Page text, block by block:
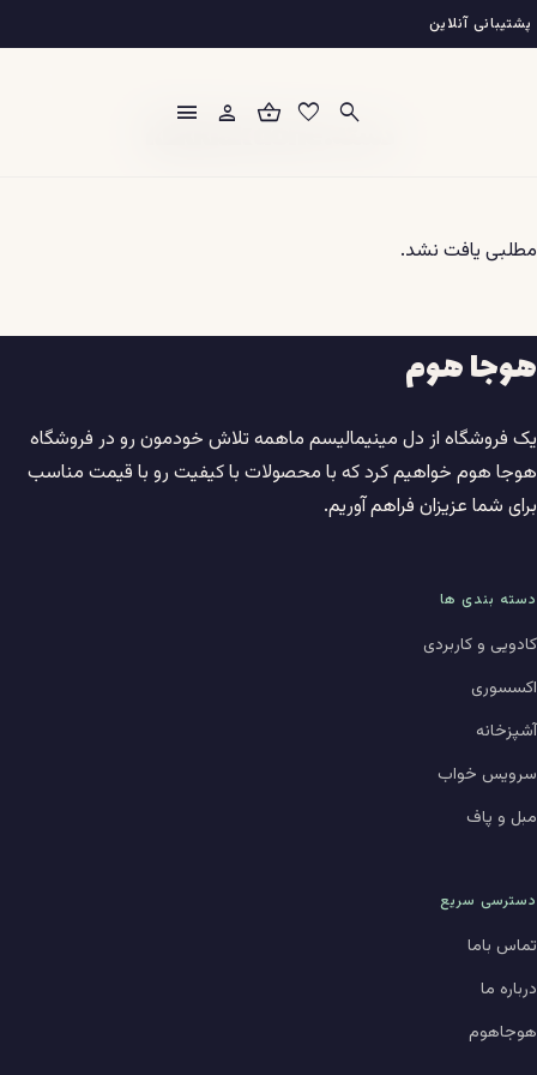
رفتن
به
آنلاین
search
favorite
shopping_basket
person
menu
دسته: klikklak done
مطلبی یافت نشد.
هوجا هوم
یک فروشگاه از دل مینیمالیسم ماهمه تلاش خودمون رو در فروشگاه
هوجا هوم خواهیم کرد که با محصولات با کیفیت رو با قیمت مناسب
برای شما عزیزان فراهم آوریم.
دسته بندی ها
کادویی و کاربردی
اکسسوری
آشپزخانه
سرویس خواب
مبل و پاف
دسترسی سریع
تماس باما
درباره ما
هوجاهوم